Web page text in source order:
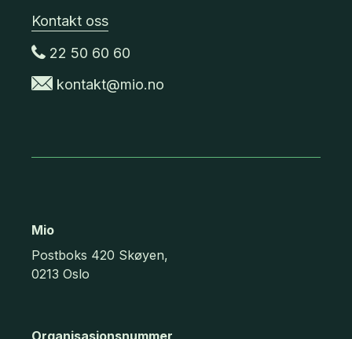
Kontakt oss
22 50 60 60
kontakt@mio.no
Mio
Postboks 420 Skøyen,
0213 Oslo
Organisasjonsnummer